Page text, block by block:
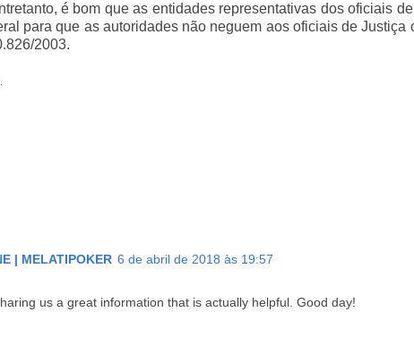
é bom que as entidades representativas dos oficiais
para que as autoridades não neguem aos oficiais de Justiça
2003.
| MELATIPOKER 6 de abril de 2018 às 19:57
us a great information that is actually helpful. Good day!